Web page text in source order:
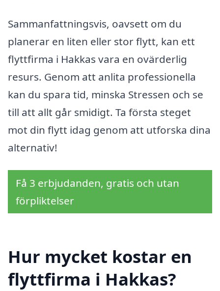
Sammanfattningsvis, oavsett om du
planerar en liten eller stor flytt, kan ett
flyttfirma i Hakkas vara en ovärderlig
resurs. Genom att anlita professionella
kan du spara tid, minska Stressen och se
till att allt går smidigt. Ta första steget
mot din flytt idag genom att utforska dina
alternativ!
Få 3 erbjudanden, gratis och utan
förpliktelser
Hur mycket kostar en
flyttfirma i Hakkas?